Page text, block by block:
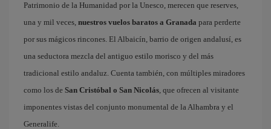
Patrimonio de la Humanidad por la Unesco, merecen que reserves,
una y mil veces, nuestros vuelos baratos a Granada para perderte
por sus mágicos rincones. El Albaicín, barrio de origen andalusí, es
una seductora mezcla del antiguo estilo morisco y del más
tradicional estilo andaluz. Cuenta también, con múltiples miradores
como los de San Cristóbal o San Nicolás, que ofrecen al visitante
imponentes vistas del conjunto monumental de la Alhambra y el
Generalife.